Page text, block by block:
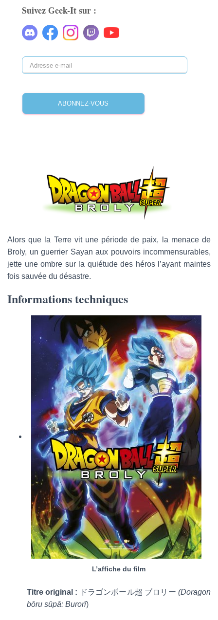
Suivez Geek-It sur :
A
d
e
s
ABONNEZ-VOUS
Alors que la Terre vit une période de paix, la menace de
Broly, un guerrier Sayan aux pouvoirs incommensurables,
jette une ombre sur la quiétude des héros l’ayant maintes
fois sauvée du désastre.
Informations techniques
L’affiche du film
Titre original : ドラゴンボール超 ブロリー(Doragon
bōru sūpā: Burorī)